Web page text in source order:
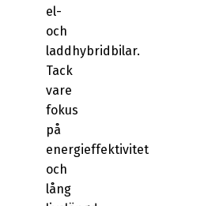
el-
och
laddhybridbilar.
Tack
vare
fokus
på
energieffektivitet
och
lång